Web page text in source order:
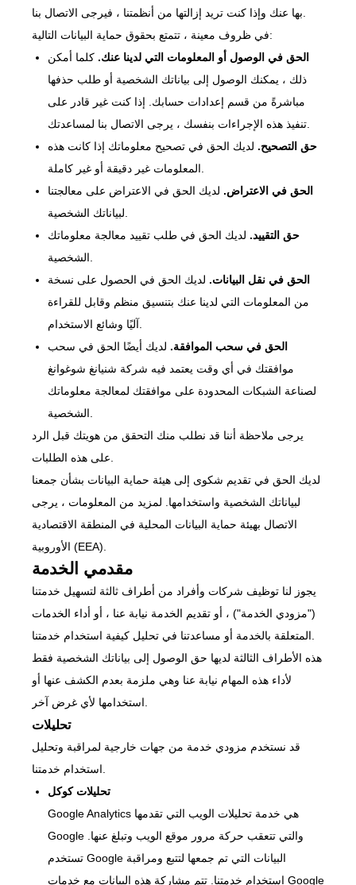
في ظروف معينة ، تتمتع بحقوق حماية البيانات التالية:
الحق في الوصول أو المعلومات التي لدينا عنك. كلما أمكن
ذلك ، يمكنك الوصول إلى بياناتك الشخصية أو طلب حذفها
مباشرةً من قسم إعدادات حسابك. إذا كنت غير قادر على
حق التصحيح. لديك الحق في تصحيح معلوماتك إذا كانت هذه
الحق في الاعتراض. لديك الحق في الاعتراض على معالجتنا
حق التقييد. لديك الحق في طلب تقييد معالجة معلوماتك
الحق في نقل البيانات. لديك الحق في الحصول على نسخة
من المعلومات التي لدينا عنك بتنسيق منظم وقابل للقراءة
الحق في سحب الموافقة. لديك أيضًا الحق في سحب
موافقتك في أي وقت يعتمد فيه شركة شنيانغ شوغوانغ
لصناعة الشبكات المحدودة على موافقتك لمعالجة معلوماتك
يرجى ملاحظة أننا قد نطلب منك التحقق من هويتك قبل الرد
لديك الحق في تقديم شكوى إلى هيئة حماية البيانات بشأن جمعنا
لبياناتك الشخصية واستخدامها. لمزيد من المعلومات ، يرجى
الاتصال بهيئة حماية البيانات المحلية في المنطقة الاقتصادية
الأوروبية (EEA).
مقدمي الخدمة
يجوز لنا توظيف شركات وأفراد من أطراف ثالثة لتسهيل خدمتنا
("مزودي الخدمة") ، أو تقديم الخدمة نيابة عنا ، أو أداء الخدمات
هذه الأطراف الثالثة لديها حق الوصول إلى بياناتك الشخصية فقط
لأداء هذه المهام نيابة عنا وهي ملزمة بعدم الكشف عنها أو
تحليلات
قد نستخدم مزودي خدمة من جهات خارجية لمراقبة وتحليل
تحليلات كوكل
Google Analytics هي خدمة تحليلات الويب التي تقدمها
Google والتي تتعقب حركة مرور موقع الويب وتبلغ عنها.
تستخدم Google البيانات التي تم جمعها لتتبع ومراقبة
استخدام خدمتنا. تتم مشاركة هذه البيانات مع خدمات Google